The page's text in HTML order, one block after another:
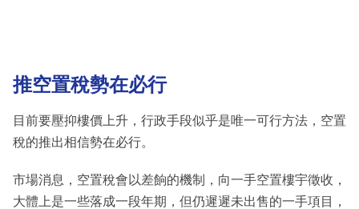
推空置稅勢在必行
目前要壓抑樓價上升，行政手段似乎是唯一可行方法，空置
稅的推出相信勢在必行。
市場消息，空置稅會以差餉的機制，向一手空置樓宇徵收，
大體上是一些落成一段年期，但仍遲遲未出售的一手項目，